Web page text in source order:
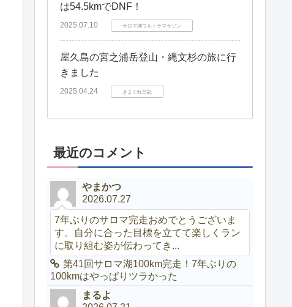
は54.5kmでDNF！
2025.07.10 サロマ湖ウルトラマラソン
屋久島の宮之浦岳登山・縄文杉の旅に行
きました
2025.04.24 きまぐれ日記
最近のコメント
やまかつ
2026.07.27
7年ぶりのサロマ完走おめでとうございま
す。自分に合った目標を立てて楽しくラン
に取り組む姿が伝わってき...
第41回サロマ湖100km完走！7年ぶりの
100kmはやっぱりツラかった
まるよ